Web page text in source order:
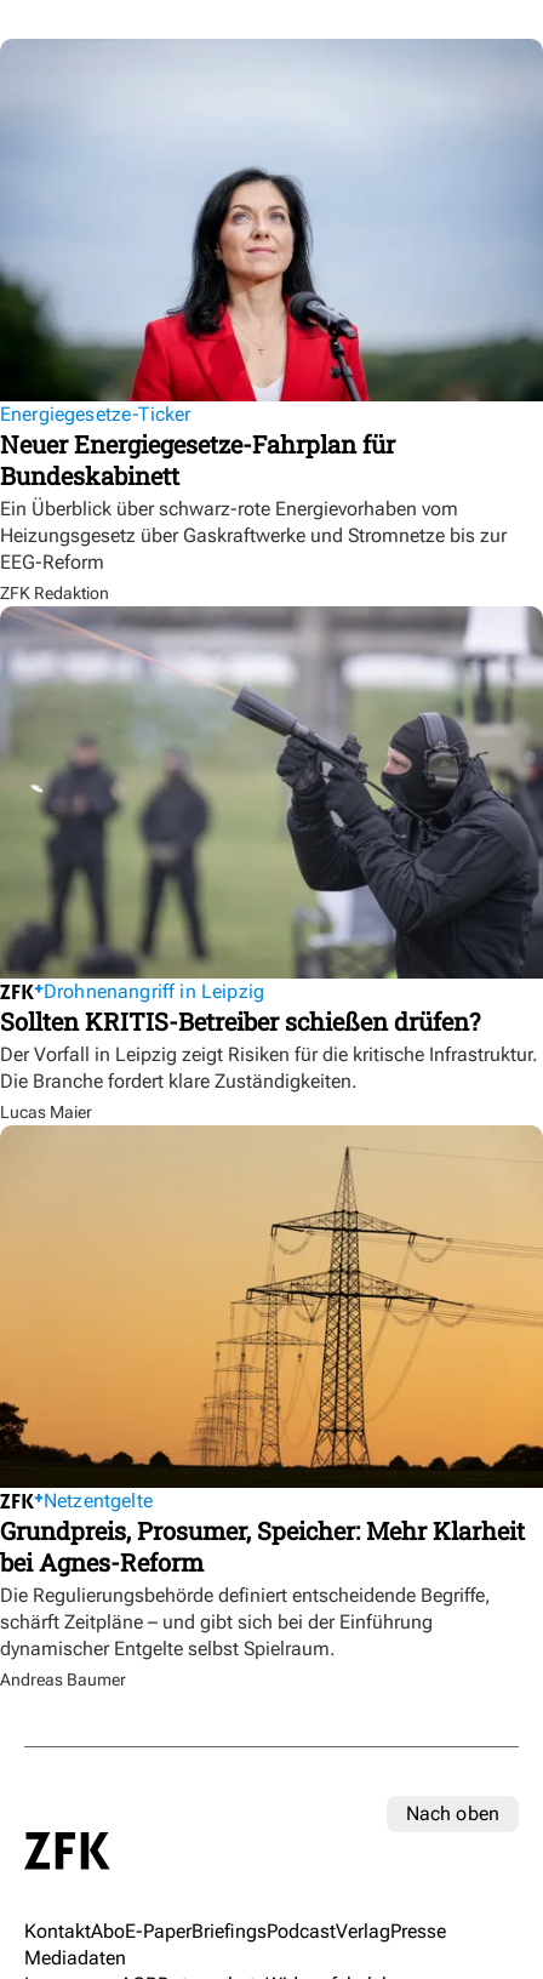
Energiegesetze-Ticker
Neuer Energiegesetze-Fahrplan für
Bundeskabinett
Ein Überblick über schwarz-rote Energievorhaben vom
Heizungsgesetz über Gaskraftwerke und Stromnetze bis zur
EEG-Reform
ZFK Redaktion
Drohnenangriff in Leipzig
Sollten KRITIS-Betreiber schießen drüfen?
Der Vorfall in Leipzig zeigt Risiken für die kritische Infrastruktur.
Die Branche fordert klare Zuständigkeiten.
Lucas Maier
Netzentgelte
Grundpreis, Prosumer, Speicher: Mehr Klarheit
bei Agnes-Reform
Die Regulierungsbehörde definiert entscheidende Begriffe,
schärft Zeitpläne – und gibt sich bei der Einführung
dynamischer Entgelte selbst Spielraum.
Andreas Baumer
Nach oben
KontaktAboE-PaperBriefingsPodcastVerlagPresse
Mediadaten